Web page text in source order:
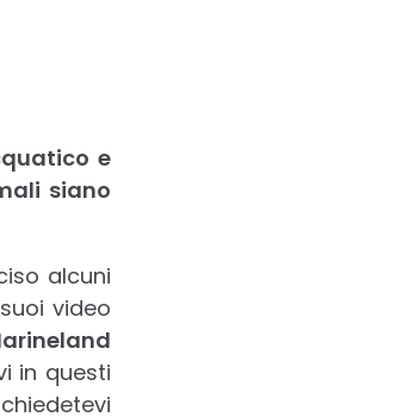
e
siano
alcuni
video
in questi